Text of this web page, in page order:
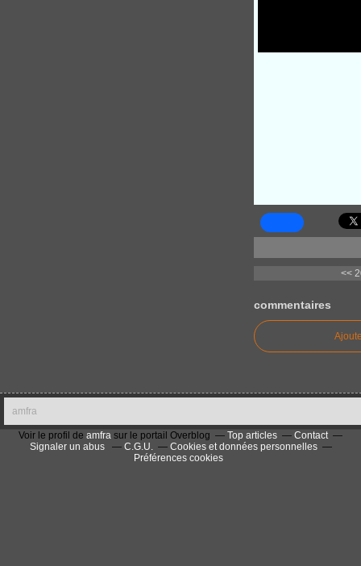
<<
commentaires
amfra
Voir le profil de amfra sur le portail Overblog Top articles
Contact
Signaler un abus
C.G.U.
Cookies et données personnelles
Préférences cookies